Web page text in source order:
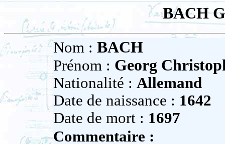
BACH
Nom : BACH
Prénom : Georg
Nationalité : Allemand
Date de naissance : 1642
Date de mort : 1697
Commentaire :